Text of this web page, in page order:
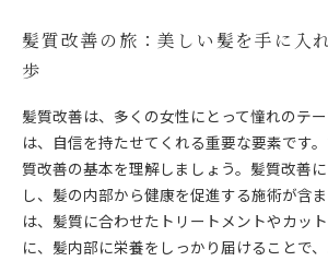
髪質改善の旅：美しい髪を手に入
歩
髪質改善は、多くの女性にとって憧れのテ
は、自信を持たせてくれる重要な要素です
質改善の基本を理解しましょう。髪質改善
し、髪の内部から健康を促進する施術が含
は、髪質に合わせたトリートメントやカッ
に、髪内部に栄養をしっかり届けることで